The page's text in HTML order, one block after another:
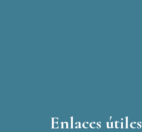
Enlaces útiles